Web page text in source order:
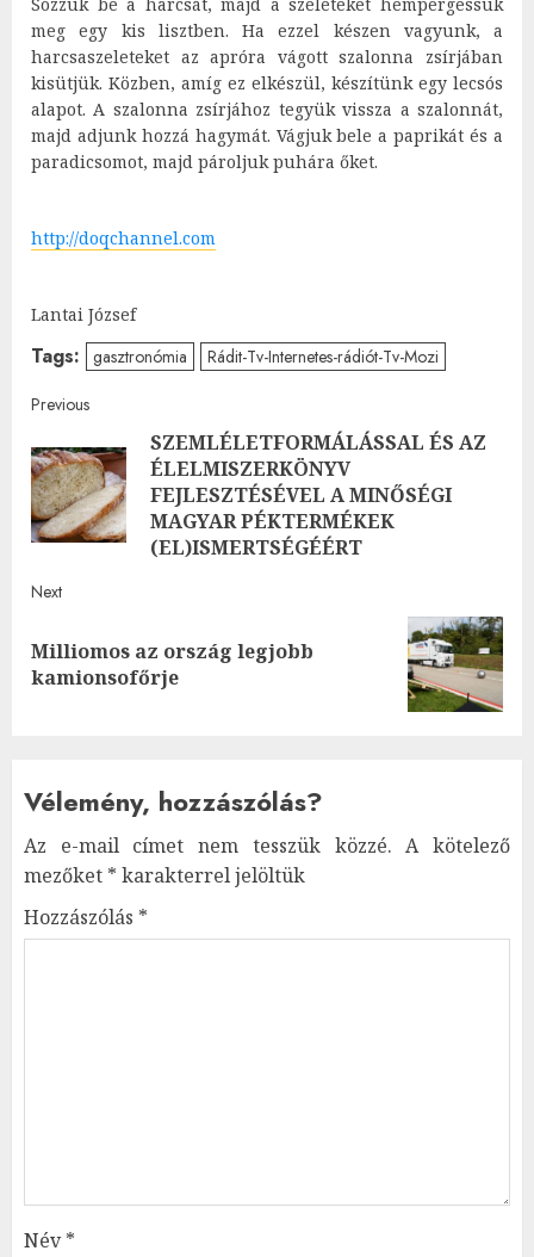
meg egy kis lisztben. Ha ezzel készen vagyunk, a
harcsaszeleteket az apróra vágott szalonna zsírjában
kisütjük. Közben, amíg ez elkészül, készítünk egy lecsós
alapot. A szalonna zsírjához tegyük vissza a szalonnát,
majd adjunk hozzá hagymát. Vágjuk bele a paprikát és a
paradicsomot, majd pároljuk puhára őket.
http://doqchannel.com
Lantai József
Tags: gasztronómia Rádit-Tv-Internetes-rádiót-Tv-Mozi
Post
navigation
Previous
SZEMLÉLETFORMÁLÁSSAL ÉS AZ
ÉLELMISZERKÖNYV
FEJLESZTÉSÉVEL A MINŐSÉGI
MAGYAR PÉKTERMÉKEK
(EL)ISMERTSÉGÉÉRT
Next
Next
post:
Milliomos az ország legjobb
kamionsofőrje
Vélemény, hozzászólás?
Az e-mail címet nem tesszük közzé. A kötelező
mezőket * karakterrel jelöltük
Hozzászólás *
Név*